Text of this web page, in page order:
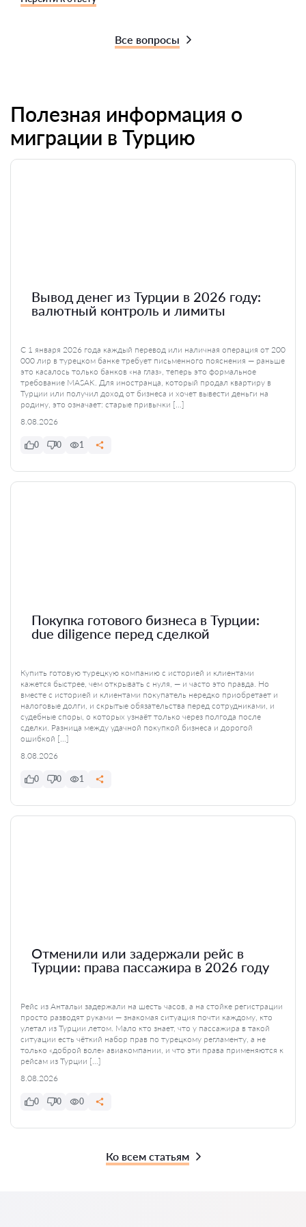
Все вопросы
Полезная информация о
миграции в Турцию
Вывод денег из Турции в 2026 году:
валютный контроль и лимиты
С 1 января 2026 года каждый перевод или наличная операция от 200
000 лир в турецком банке требует письменного пояснения — раньше
это касалось только банков «на глаз», теперь это формальное
требование MASAK. Для иностранца, который продал квартиру в
Турции или получил доход от бизнеса и хочет вывести деньги на
родину, это означает: старые привычки […]
8.08.2026
0 0 1
Покупка готового бизнеса в Турции:
due diligence перед сделкой
Купить готовую турецкую компанию с историей и клиентами
кажется быстрее, чем открывать с нуля, — и часто это правда. Но
вместе с историей и клиентами покупатель нередко приобретает и
налоговые долги, и скрытые обязательства перед сотрудниками, и
судебные споры, о которых узнаёт только через полгода после
сделки. Разница между удачной покупкой бизнеса и дорогой
ошибкой […]
8.08.2026
0 0 1
Отменили или задержали рейс в
Турции: права пассажира в 2026 году
Рейс из Антальи задержали на шесть часов, а на стойке регистрации
просто разводят руками — знакомая ситуация почти каждому, кто
улетал из Турции летом. Мало кто знает, что у пассажира в такой
ситуации есть чёткий набор прав по турецкому регламенту, а не
только «доброй воле» авиакомпании, и что эти права применяются к
рейсам из Турции […]
8.08.2026
0 0 0
Ко всем статьям